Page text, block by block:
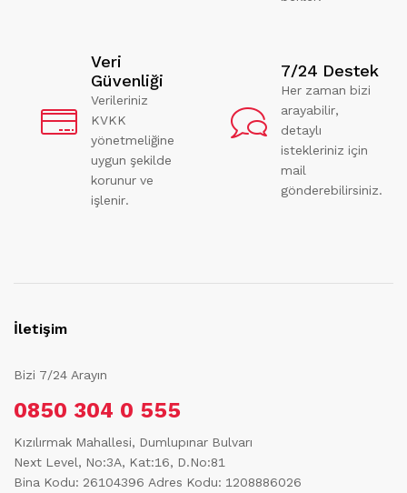
Veri
Güvenliği
Verileriniz
KVKK
yönetmeliğine
uygun şekilde
korunur ve
işlenir.
7/24 Destek
Her zaman bizi
arayabilir,
detaylı
istekleriniz için
mail
gönderebilirsiniz.
İletişim
Bizi 7/24 Arayın
0850 304 0 555
Kızılırmak Mahallesi, Dumlupınar Bulvarı
Next Level, No:3A, Kat:16, D.No:81
Bina Kodu: 26104396 Adres Kodu: 1208886026